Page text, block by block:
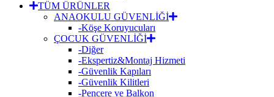
TÜM ÜRÜNLER
ANAOKULU GÜVENLİĞİ
-Köşe Koruyucuları
ÇOCUK GÜVENLİĞİ
-Diğer
-Ekspertiz&Montaj Hizmeti
-Güvenlik Kapıları
-Güvenlik Kilitleri
-Pencere ve Balkon